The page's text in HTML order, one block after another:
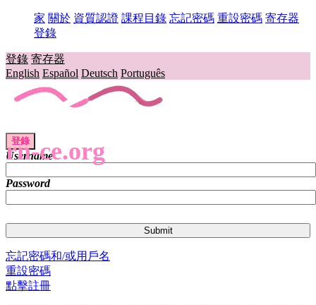
家 關於 資質認證 課程目錄 忘記密碼 重設密碼 寄存器
登錄
登錄 寄存器
English Español Deutsch Português
rn-ce.org
登錄
Username
Password
忘記密碼和/或用戶名
重設密碼
點擊註冊